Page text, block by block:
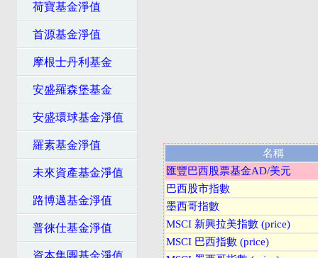
荷寶基金淨值
首源基金淨值
摩根士丹利基金
安盛羅森堡基金
安盛環球基金淨值
羅素基金淨值
未來資產基金淨值
路博邁基金淨值
普徠仕基金淨值
資本集團基金淨值
名稱
匯豐巴西股票基金AD/美元
巴西股市指數
墨西哥指數
MSCI 新興拉美指數 (price)
MSCI 巴西指數 (price)